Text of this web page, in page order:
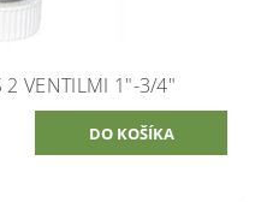
2 VENTILMI 1"-3/4"